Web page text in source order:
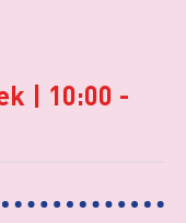
| 10:00 -